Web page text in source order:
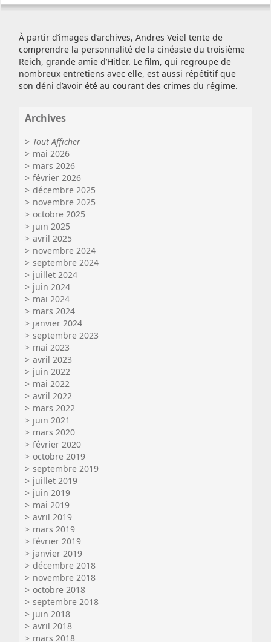
À partir d’images d’archives, Andres Veiel tente de
comprendre la personnalité de la cinéaste du troisième
Reich, grande amie d’Hitler. Le film, qui regroupe de
nombreux entretiens avec elle, est aussi répétitif que
son déni d’avoir été au courant des crimes du régime.
Archives
Tout Afficher
mai 2026
mars 2026
février 2026
décembre 2025
novembre 2025
octobre 2025
juin 2025
avril 2025
novembre 2024
septembre 2024
juillet 2024
juin 2024
mai 2024
mars 2024
janvier 2024
septembre 2023
mai 2023
avril 2023
juin 2022
mai 2022
avril 2022
mars 2022
juin 2021
mars 2020
février 2020
octobre 2019
septembre 2019
juillet 2019
juin 2019
mai 2019
avril 2019
mars 2019
février 2019
janvier 2019
décembre 2018
novembre 2018
octobre 2018
septembre 2018
juin 2018
avril 2018
mars 2018